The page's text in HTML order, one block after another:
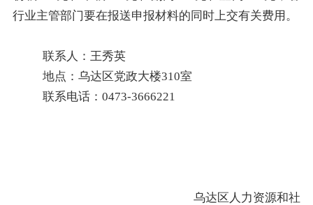
行业主管部门要在报送申报材料的同时上交有关费用。
联系人：王秀英
地点：乌达区党政大楼310室
联系电话： 0473-3666221
乌达区人力资源和社